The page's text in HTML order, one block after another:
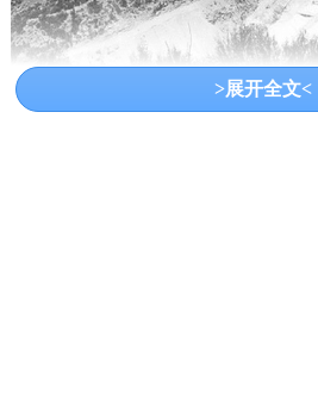
圣弗朗西斯大坝原来是位于洛杉
>展开全文<